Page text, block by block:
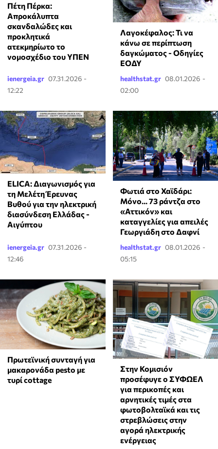
Πέτη Πέρκα:
Απροκάλυπτα
σκανδαλώδες και
προκλητικά
ατεκμηρίωτο το
νομοσχέδιο του ΥΠΕΝ
ienergeia.gr 07.31.2026 -
12:22
Λαγοκέφαλος: Τι να
κάνω σε περίπτωση
δαγκώματος - Οδηγίες
ΕΟΔΥ
healthstat.gr 08.01.2026 -
02:00
ELICA: Διαγωνισμός για
τη Μελέτη Έρευνας
Βυθού για την ηλεκτρική
διασύνδεση Ελλάδας -
Αιγύπτου
ienergeia.gr 07.31.2026 -
12:46
Φωτιά στο Χαϊδάρι:
Μόνο... 73 ράντζα στο
«Αττικόν» και
καταγγελίες για απειλές
Γεωργιάδη στο Δαφνί
healthstat.gr 08.01.2026 -
05:15
Πρωτεϊνική συνταγή για
μακαρονάδα pesto με
τυρί cottage
Στην Κομισιόν
προσέφυγε ο ΣΥΦΩΕΛ
για περικοπές και
αρνητικές τιμές στα
φωτοβολταϊκά και τις
στρεβλώσεις στην
αγορά ηλεκτρικής
ενέργειας